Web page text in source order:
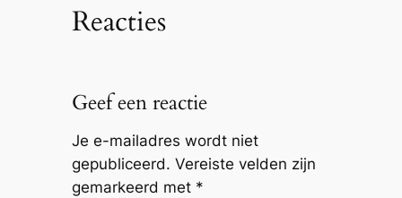
Reacties
Geef een reactie
Je e-mailadres wordt niet
gepubliceerd. Vereiste velden zijn
gemarkeerd met *